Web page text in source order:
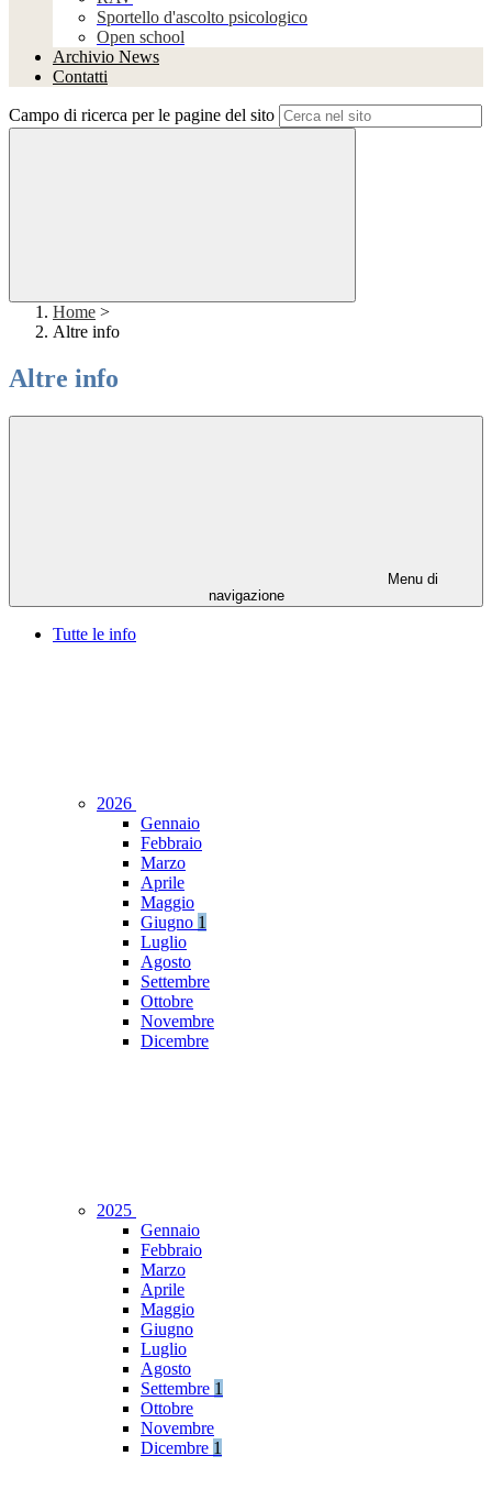
Sportello d'ascolto psicologico
Open school
Archivio News
Contatti
Campo di ricerca per le pagine del sito
Home >
Altre info
Altre info
Menu di
navigazione
Tutte le info
2026
Gennaio
Febbraio
Marzo
Aprile
Maggio
Giugno 1
Luglio
Agosto
Settembre
Ottobre
Novembre
Dicembre
2025
Gennaio
Febbraio
Marzo
Aprile
Maggio
Giugno
Luglio
Agosto
Settembre 1
Ottobre
Novembre
Dicembre 1